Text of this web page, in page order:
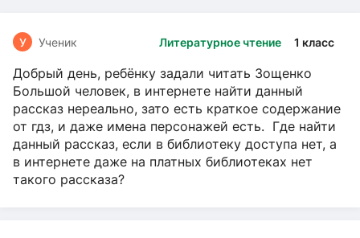
Литературное чтение 1 класс
У Ученик
Добрый день, ребёнку задали читать Зощенко
Большой человек, в интернете найти данный
рассказ нереально, зато есть краткое содержание
от гдз, и даже имена персонажей есть. Где найти
данный рассказ, если в библиотеку доступа нет, а
в интернете даже на платных библиотеках нет
такого рассказа?